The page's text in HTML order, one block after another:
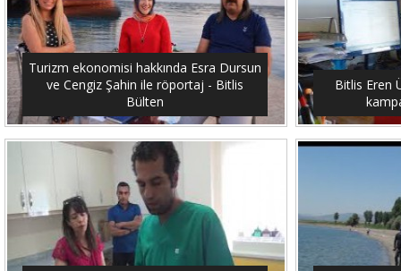
Turizm ekonomisi hakkında Esra Dursun
ve Cengiz Şahin ile röportaj - Bitlis
Bülten
Bitlis Eren